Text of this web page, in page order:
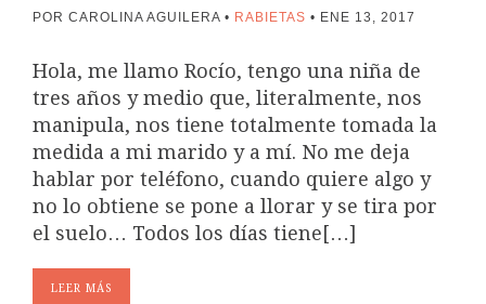
POR CAROLINA AGUILERA RABIETAS ENE 13, 2017
Hola, me llamo Rocío, tengo una niña de
tres años y medio que, literalmente, nos
manipula, nos tiene totalmente tomada la
medida a mi marido y a mí. No me deja
hablar por teléfono, cuando quiere algo y
no lo obtiene se pone a llorar y se tira por
el suelo… Todos los días tiene[…]
LEER MÁS